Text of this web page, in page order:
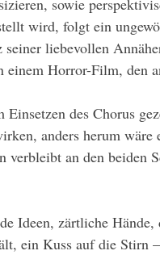
sowie
wird, folgt ein
liebevollen
einem Horror-Film, den
anders herum wäre
verbleibt an den beiden
ein Kuss auf die Stirn